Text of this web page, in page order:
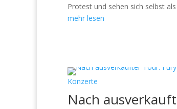
Protest und sehen sich selbst
mehr lesen
Konzerte
Nach